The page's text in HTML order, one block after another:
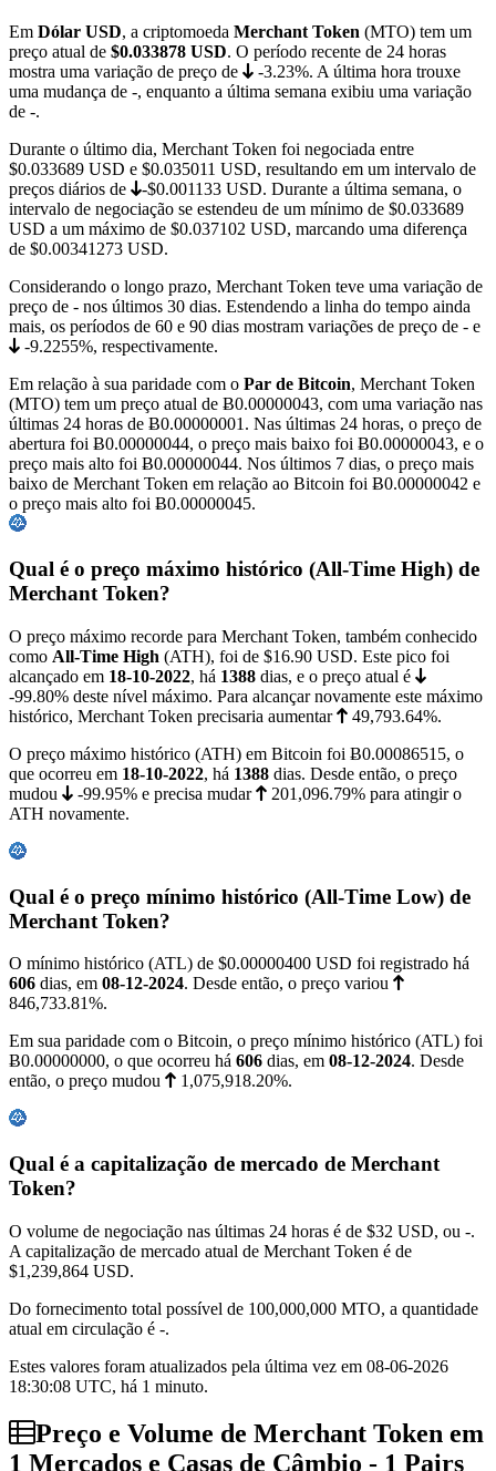
Em Dólar USD, a criptomoeda Merchant Token (MTO) tem um
preço atual de $0.033878 USD. O período recente de 24 horas
mostra uma variação de preço de
-3.23%. A última hora trouxe
uma mudança de -, enquanto a última semana exibiu uma variação
de -.
Durante o último dia, Merchant Token foi negociada entre
$0.033689 USD e $0.035011 USD, resultando em um intervalo de
preços diários de
-$0.001133 USD. Durante a última semana, o
intervalo de negociação se estendeu de um mínimo de $0.033689
USD a um máximo de $0.037102 USD, marcando uma diferença
de $0.00341273 USD.
Considerando o longo prazo, Merchant Token teve uma variação de
preço de - nos últimos 30 dias. Estendendo a linha do tempo ainda
mais, os períodos de 60 e 90 dias mostram variações de preço de - e
-9.2255%, respectivamente.
Em relação à sua paridade com o Par de Bitcoin, Merchant Token
(MTO) tem um preço atual de Ƀ0.00000043, com uma variação nas
últimas 24 horas de Ƀ0.00000001. Nas últimas 24 horas, o preço de
abertura foi Ƀ0.00000044, o preço mais baixo foi Ƀ0.00000043, e o
preço mais alto foi Ƀ0.00000044. Nos últimos 7 dias, o preço mais
baixo de Merchant Token em relação ao Bitcoin foi Ƀ0.00000042 e
o preço mais alto foi Ƀ0.00000045.
Qual é o preço máximo histórico (All-Time High) de
Merchant Token?
O preço máximo recorde para Merchant Token, também conhecido
como All-Time High (ATH), foi de $16.90 USD. Este pico foi
alcançado em 18-10-2022, há 1388 dias, e o preço atual é
-99.80% deste nível máximo. Para alcançar novamente este máximo
histórico, Merchant Token precisaria aumentar
49,793.64%.
O preço máximo histórico (ATH) em Bitcoin foi Ƀ0.00086515, o
que ocorreu em 18-10-2022, há 1388 dias. Desde então, o preço
mudou
-99.95% e precisa mudar 201,096.79% para atingir o
ATH novamente.
Qual é o preço mínimo histórico (All-Time Low) de
Merchant Token?
O mínimo histórico (ATL) de $0.00000400 USD foi registrado há
606 dias, em 08-12-2024. Desde então, o preço variou
846,733.81%.
Em sua paridade com o Bitcoin, o preço mínimo histórico (ATL) foi
Ƀ0.00000000, o que ocorreu há 606 dias, em 08-12-2024. Desde
então, o preço mudou
1,075,918.20%.
Qual é a capitalização de mercado de Merchant
Token?
O volume de negociação nas últimas 24 horas é de $32 USD, ou -.
A capitalização de mercado atual de Merchant Token é de
$1,239,864 USD.
Do fornecimento total possível de 100,000,000 MTO, a quantidade
atual em circulação é -.
Estes valores foram atualizados pela última vez em 08-06-2026
18:30:08 UTC, há 1 minuto.
Preço e Volume de Merchant Token em
1 Mercados e Casas de Câmbio - 1 Pairs